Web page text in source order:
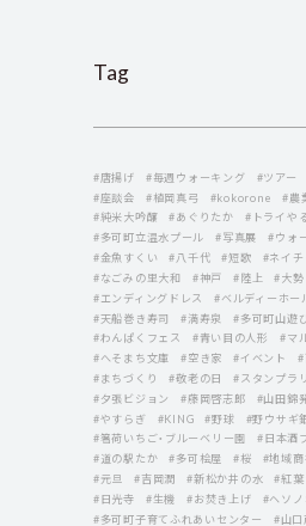
Tag
#唐揚げ #毎週ウォーキング #ツアー
#座談会
#植岡真弓 #kokorone
#農
#純米大吟醸
#あぐりたか
#トライや
#多可町立温水プール
#写真展
#ウォ
#金魚すくい
#八千代 #短歌
#ネイ
#なごみの里大和
#神戸 #陸上 #大勢
#エンディングドレス
#ベルディーホー
#天船巻き寿司
#満寿泉
#多可町山遊
#わんぱくフェス
#青い目の人形 #マ
#へそまち文庫
#空き家 #イベント #
#まちづくり
#敬老の日 #スタンプラ
#夕張ビジョン
#藤岡啓志郞
#山田錦
#やすらぎ
#KING #野球
#野ウサギ
#箸荷いちご・ブルーベリー園
#日本酒
#道の駅たか
#多可桧屋 #桜 #地域
#元旦
#吉岡潤 #新松か井の水
#紅葉
#日光寺
#生機 #お焚き上げ
#ヘソ
#多可町子育てふれあいセンター
#山口